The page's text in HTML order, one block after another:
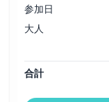
参加日
大人
合計